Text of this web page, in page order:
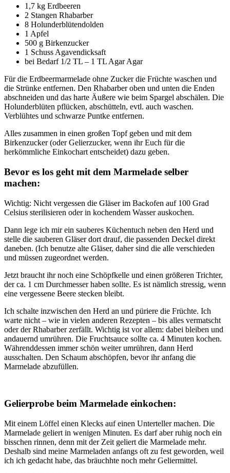
1,7 kg Erdbeeren
2 Stangen Rhabarber
8 Holunderblütendolden
1 Apfel
500 g Birkenzucker
1 Schuss Agavendicksaft
bei Bedarf 1/2 TL – 1 TL Agar Agar
Für die Erdbeermarmelade ohne Zucker die Früchte waschen und
die Strünke entfernen. Den Rhabarber oben und unten die Enden
abschneiden und das harte Äußere wie beim Spargel abschälen. Die
Holunderblüten pflücken, abschütteln, evtl. auch waschen.
Verblühtes und schwarze Puntke entfernen.
Alles zusammen in einen großen Topf geben und mit dem
Birkenzucker (oder Gelierzucker, wenn ihr Euch für die
herkömmliche Einkochart entscheidet) dazu geben.
Bevor es los geht mit dem Marmelade selber
machen:
Wichtig: Nicht vergessen die Gläser im Backofen auf 100 Grad
Celsius sterilisieren oder in kochendem Wasser auskochen.
Dann lege ich mir ein sauberes Küchentuch neben den Herd und
stelle die sauberen Gläser dort drauf, die passenden Deckel direkt
daneben. (Ich benutze alte Gläser, daher sind die alle verschieden
und müssen zugeordnet werden.
Jetzt braucht ihr noch eine Schöpfkelle und einen größeren Trichter,
der ca. 1 cm Durchmesser haben sollte. Es ist nämlich stressig, wenn
eine vergessene Beere stecken bleibt.
Ich schalte inzwischen den Herd an und püriere die Früchte. Ich
warte nicht – wie in vielen anderen Rezepten – bis alles vermatscht
oder der Rhabarber zerfällt. Wichtig ist vor allem: dabei bleiben und
andauernd umrühren. Die Fruchtsauce sollte ca. 4 Minuten kochen.
Währenddessen immer schön weiter umrühren, dann Herd
ausschalten. Den Schaum abschöpfen, bevor ihr anfang die
Marmelade abzufüllen.
Gelierprobe beim Marmelade einkochen:
Mit einem Löffel einen Klecks auf einen Unterteller machen. Die
Marmelade geliert in wenigen Minuten. Es darf aber ruhig noch ein
bisschen rinnen, denn mit der Zeit geliert die Marmelade mehr.
Deshalb sind meine Marmeladen anfangs oft zu fest geworden, weil
ich ich gedacht habe, das bräuchhte noch mehr Geliermittel.